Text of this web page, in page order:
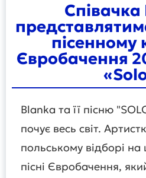
пісенному
Євробачення
Blanka та її пісню
почує весь світ.
польському відборі
пісні Євробачення,